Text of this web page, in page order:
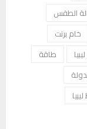
الطقس
خام برنت
طاقة